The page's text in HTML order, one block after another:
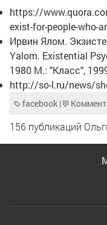
https://
exist-for-people-who-
Ирвин Ялом.
Yalom. Existential
1980 М.: "Класс",
http://so-l.ru/news/
facebook |
156 публикаций